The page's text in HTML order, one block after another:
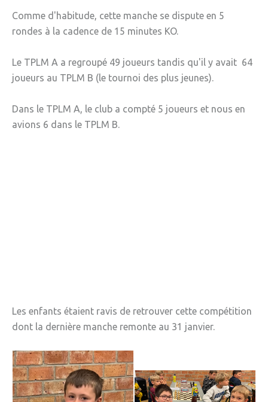
» Santé
» Transport
» Médiathèque
JEUNESSE
» Centre de Loisirs
» Ecoles
» Culture et loisirs
» Club de reliure
» La clé des chants
Comme d'habitude, cette manche se dispute en 5
rondes à la cadence de 15 minutes KO.
Le TPLM A a regroupé 49 joueurs tandis qu'il y avait 64
joueurs au TPLM B (le tournoi des plus jeunes).
Dans le TPLM A, le club a compté 5 joueurs et nous en
avions 6 dans le TPLM B.
Les enfants étaient ravis de retrouver cette compétition
dont la dernière manche remonte au 31 janvier.